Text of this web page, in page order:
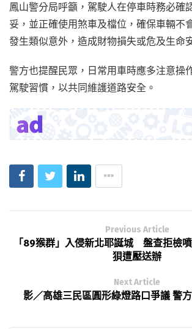
鳳山警分局呼籲，駕駛人在停車時務必確
妥，並正確使用煞車及檔位，確保車輛不
發生類似意外，造成財物損失或危及生命
警方也提醒民眾，日常用車時應多注意操
駕駛習慣，以共同維護道路安全。
Previous Article
「89猴群」入侵新北耶誕城 盤查拒檢
狽遭壓送辦
Next Article
影／高雄三民區圓形綠燈路口爭議 警